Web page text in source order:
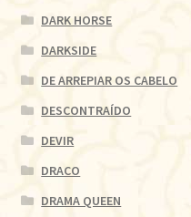
DARK HORSE
DARKSIDE
DE ARREPIAR OS CABELO
DESCONTRAÍDO
DEVIR
DRACO
DRAMA QUEEN